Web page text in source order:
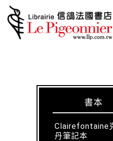
書本
Clairefontaine
丹筆記本